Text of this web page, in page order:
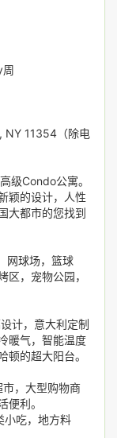
周
NY 11354（除电
级Condo公寓。
颖的设计，人性
大都市的您找到
网球场，篮球
，宠物公园，
计，意大利定制
暖气，智能温度
的超大阳台。
，大型购物商
便利。
小吃，地方料